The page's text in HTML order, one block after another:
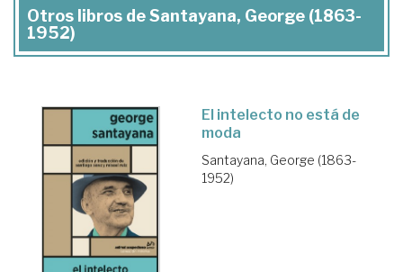
Otros libros de Santayana, George (1863-
1952)
El intelecto no está de
moda
Santayana, George (1863-
1952)